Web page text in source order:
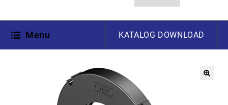
Menu KATALOG DOWNLOAD